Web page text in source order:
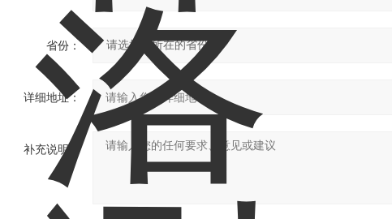
省份：
详细地址：
补充说明：